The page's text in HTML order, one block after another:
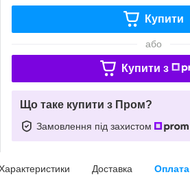
Купити
або
Купити з
Що таке купити з Пром?
Замовлення під захистом
Доставка Оплата